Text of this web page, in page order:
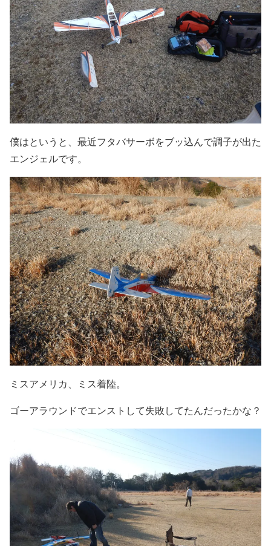
僕はというと、最近フタバサーボをブッ込んで調子が出た
エンジェルです。
ミスアメリカ、ミス着陸。
ゴーアラウンドでエンストして失敗してたんだったかな？